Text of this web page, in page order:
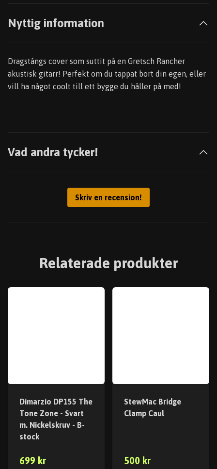
Nyttig information
Dragstångs cover som suttit på en Gretsch Rancher
akustisk gitarr! Perfekt om du tappat bort din egen, eller
vill ha något coolt till ett bygge du håller på med!
Vad andra tycker!
Skriv en recension!
Relaterade produkter
Dimarzio DP155 The
Tone Zone - Svart
m. Nickelskruv - B-
stock
699 kr
StewMac Bridge
Clamp Caul
500 kr